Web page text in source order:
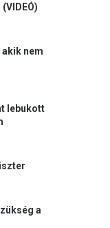
akik nem
lebukott
a